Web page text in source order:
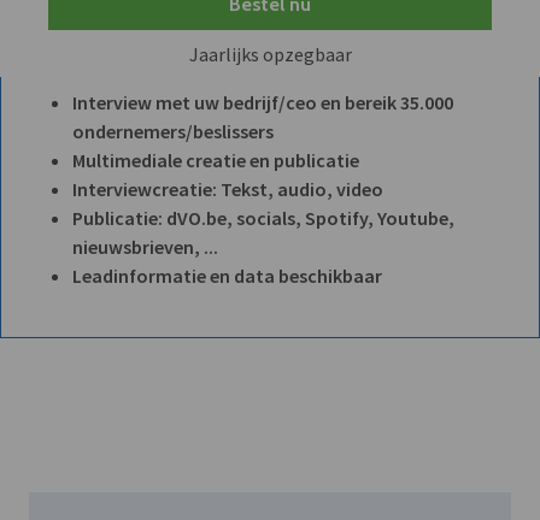
Jaarlijks opzegbaar
Interview met uw bedrijf/ceo en bereik 35.000
ondernemers/beslissers
Multimediale creatie en publicatie
Interviewcreatie: Tekst, audio, video
Publicatie: dVO.be, socials, Spotify, Youtube,
nieuwsbrieven, ...
Leadinformatie en data beschikbaar